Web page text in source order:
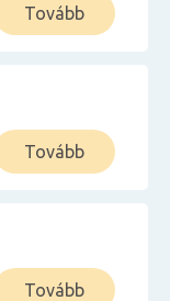
Tovább
Tovább
Tovább